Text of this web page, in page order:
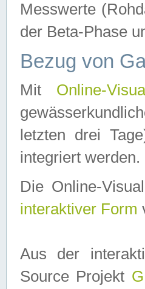
Messwerte
der Beta-Phase
Bezug von
Mit Online-
letzten drei
integriert werden.
Die Online-
interaktiver Form
Aus der
Source Projekt